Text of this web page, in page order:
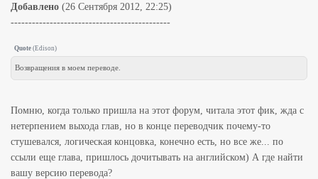
Добавлено (26 Сентября 2012, 22:25)
---------------------------------------------
Quote (Edison)
Возвращения в моем переводе.
Помню, когда только пришла на этот форум, читала этот фик, жда с
нетерпением выхода глав, но в конце переводчик почему-то
стушевался, логическая концовка, конечно есть, но все же... по
ссыли еще глава, пришлось дочитывать на английском) А где найти
вашу версию перевода?